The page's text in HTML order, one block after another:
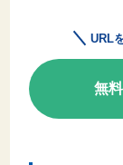
URL
無